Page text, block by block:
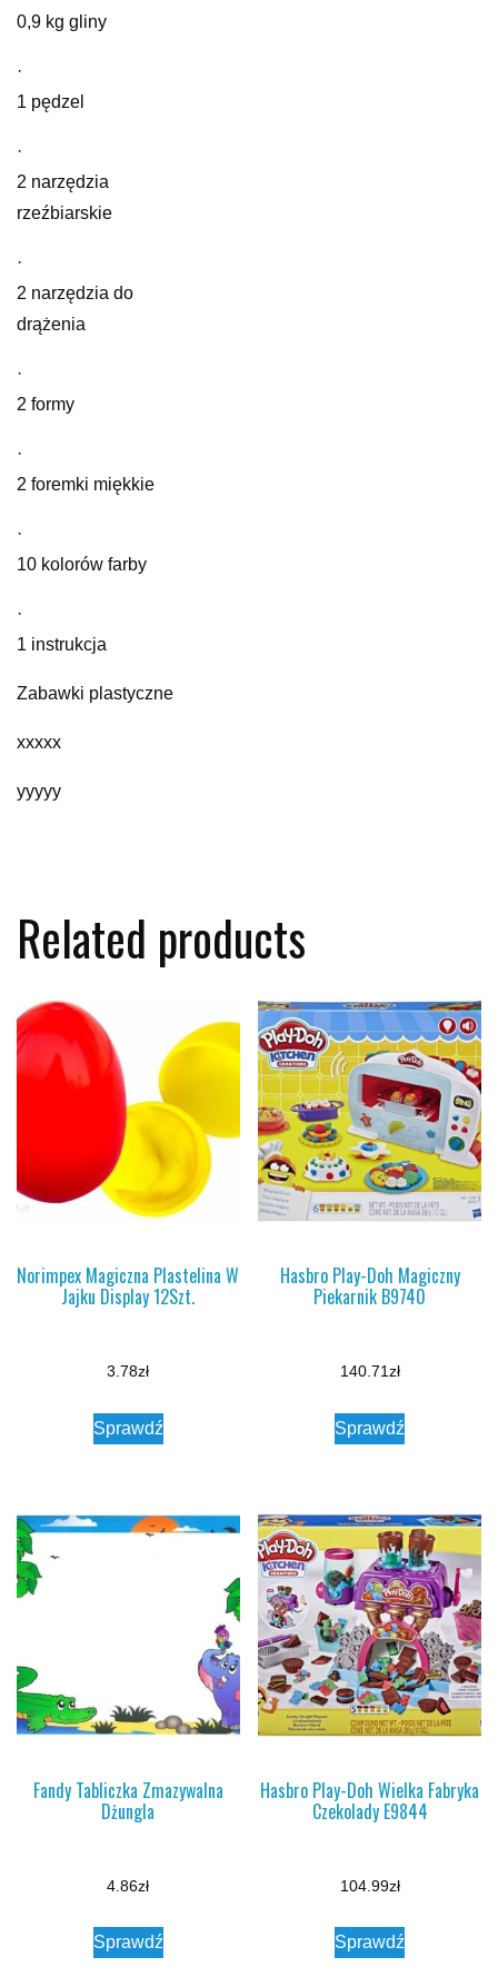
0,9 kg gliny
·
1 pędzel
·
2 narzędzia
rzeźbiarskie
·
2 narzędzia do
drążenia
·
2 formy
·
2 foremki miękkie
·
10 kolorów farby
·
1 instrukcja
Zabawki plastyczne
xxxxx
yyyyy
Related products
Norimpex Magiczna Plastelina W
Jajku Display 12Szt.
3.78zł
Sprawdź
Hasbro Play-Doh Magiczny
Piekarnik B9740
140.71 zł
Sprawdź
Fandy Tabliczka Zmazywalna
Dżungla
4.86zł
Sprawdź
Hasbro Play-Doh Wielka Fabryka
Czekolady E9844
104.99zł
Sprawdź